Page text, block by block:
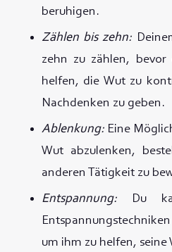
beruhigen.
Zählen bis zehn:
zehn zu zählen, bevor
helfen, die Wut zu
Nachdenken zu geben.
Ablenkung:Eine
Wut abzulenken,
anderen Tätigkeit zu
Entspannung:Du
um ihm zu helfen,